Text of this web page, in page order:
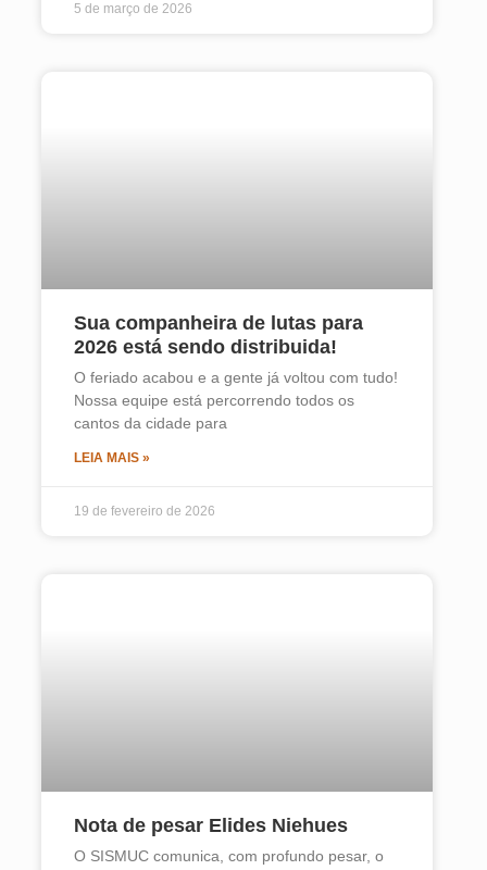
5 de março de 2026
Sua companheira de lutas para
2026 está sendo distribuida!
O feriado acabou e a gente já voltou com tudo!
Nossa equipe está percorrendo todos os
cantos da cidade para
LEIA MAIS »
19 de fevereiro de 2026
Nota de pesar Elides Niehues
O SISMUC comunica, com profundo pesar, o